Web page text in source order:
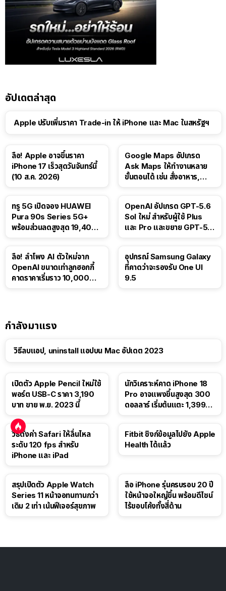
อัปเดตล่าสุด
Apple ปรับเพิ่มราคา Trade-in ให้ iPhone และ Mac ในสหรัฐฯ
ลือ! Apple อาจขึ้นราคา
iPhone 17 เร็วสุดวันจันทร์นี้
(10 ส.ค. 2026)
Google Maps อัปเกรด
Ask Maps ให้ทำงานหลาย
ขั้นตอนได้ เช่น สั่งอาหาร,
ทรู 5G เปิดจอง HUAWEI
Pura 90s Series 5G+
พร้อมส่วนลดสูงสุด 19,400
OpenAI อัปเกรด GPT-5.6
Sol ใหม่ สำหรับผู้ใช้ Plus
และ Pro และขยาย GPT-5.6
ลือ! ลำโพง AI ตัวใหม่จาก
OpenAI ขนาดเท่าลูกฮอกกี้
คาดราคาเริ่มราว 10,000
อุปกรณ์ Samsung Galaxy
ที่คาดว่าจะรองรับ One UI
9.5
กำลังมาแรง
วิธีลบแอป, uninstall แอปบน Mac อัปเดต 2023
เปิดตัว Apple Pencil ใหม่ใช้
พอร์ต USB-C ราคา 3,190
บาท ขาย พ.ย. 2023 นี้
นักวิเคราะห์คาด iPhone 18
Pro อาจแพงขึ้นสูงสุด 300
ดอลลาร์ เริ่มต้นแตะ 1,399
วิธีตั้งค่า Safari ให้ลื่นไหล
ระดับ 120 fps สำหรับ
iPhone และ iPad
Fitbit ซิงก์ข้อมูลไปยัง Apple
Health ได้แล้ว
สรุปเปิดตัว Apple Watch
Series 11 หน้าจอทนทานกว่า
เดิม 2 เท่า เน้นฟีเจอร์สุขภาพ
ลือ iPhone รุ่นครบรอบ 20 ปี
ใช้หน้าจอใหญ่ขึ้น พร้อมดีไซน์
ไร้ขอบโค้งทั้งสี่ด้าน